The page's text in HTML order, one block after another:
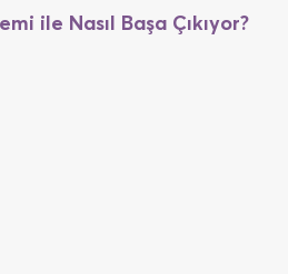
ile Nasıl Başa Çıkıyor?